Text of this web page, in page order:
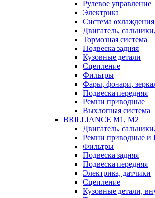
Рулевое управление
Электрика
Система охлаждения
Двигатель,
Тормозная система
Подвеска задняя
Кузовные детали
Сцепление
Фильтры
Фары, фонари,
Подвеска передняя
Ремни приводные
Выхлопная система
BRILLIANCE M1, M2
Двигатель,
Ремни приводные и
Фильтры
Подвеска задняя
Подвеска передняя
Электрика, датчики
Сцепление
Кузовные детали,